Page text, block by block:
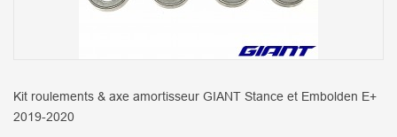
Kit roulements & axe amortisseur GIANT Stance et Embolden E+
2019-2020